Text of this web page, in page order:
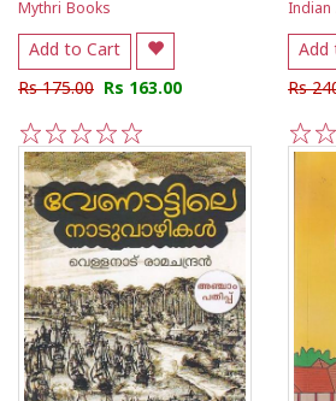
Mythri Books
Add to Cart
Rs 175.00 Rs 163.00
5
4
3
2
1
Indian
Add
Rs
2
1